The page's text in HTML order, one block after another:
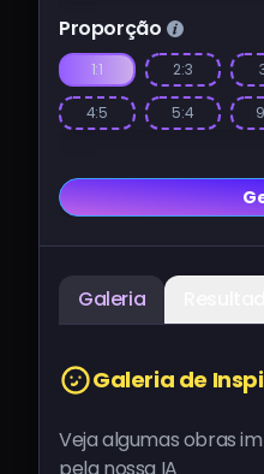
Proporção
1:1 2:3
4:5 5:4
Galeria
Galeria de
Veja algumas obras